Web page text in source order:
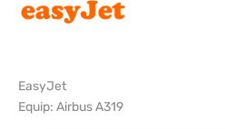
EasyJet
Equip: Airbus A319